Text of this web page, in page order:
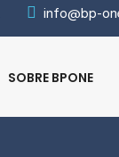
info@bp-
SOBRE BPONE